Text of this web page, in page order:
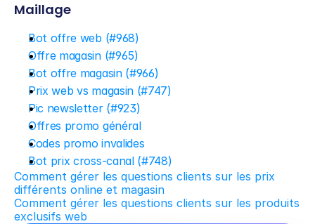
Maillage
Bot offre web (#968)
Offre magasin (#965)
Bot offre magasin (#966)
Prix web vs magasin (#747)
Pic newsletter (#923)
Offres promo général
Codes promo invalides
Bot prix cross-canal (#748)
Comment gérer les questions clients sur les prix
différents online et magasin
Comment gérer les questions clients sur les produits
exclusifs web